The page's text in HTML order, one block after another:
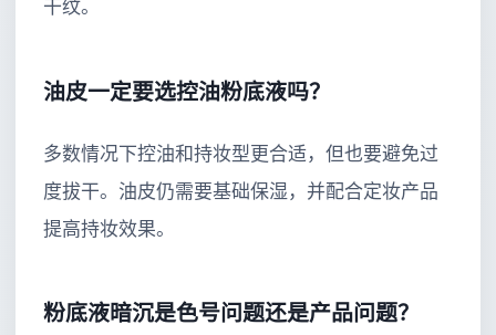
干纹。
油皮一定要选控油粉底液吗？
多数情况下控油和持妆型更合适，但也要避免过
度拔干。油皮仍需要基础保湿，并配合定妆产品
提高持妆效果。
粉底液暗沉是色号问题还是产品问题？